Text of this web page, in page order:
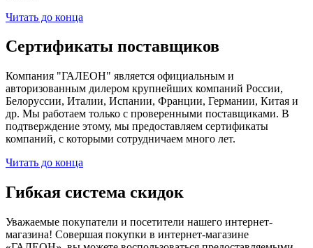
Читать до конца
Сертификаты поставщиков
Компания "ГАЛЕОН" является официальным и
авторизованным дилером крупнейших компаний России,
Белоруссии, Италии, Испании, Франции, Германии, Китая и
др. Мы работаем только с проверенными поставщиками. В
подтверждение этому, мы предоставляем сертификаты
компаний, с которыми сотрудничаем много лет.
Читать до конца
Гибкая система скидок
Уважаемые покупатели и посетители нашего интернет-
магазина! Совершая покупки в интернет-магазине